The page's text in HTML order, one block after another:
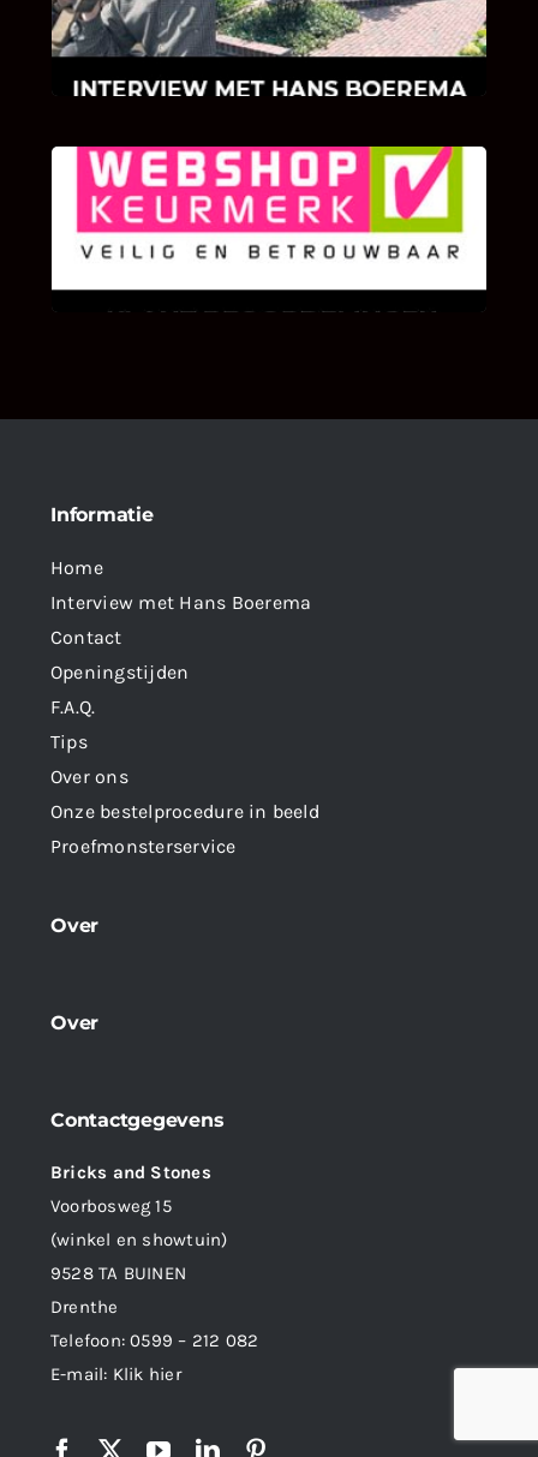
Hans Boerema motiveert in de wereld van
klinkers en tegels!
KLANT BEOORDELINGEN
We zijn er zeer op gesteld om te weten wat u
als klant van ons en onze diensten vindt.
Informatie
Home
Interview met Hans Boerema
Contact
Openingstijden
F.A.Q.
Tips
Over ons
Onze bestelprocedure in beeld
Proefmonsterservice
Over
Over
Contactgegevens
Bricks and Stones
Voorbosweg 15
(winkel en showtuin)
9528 TA BUINEN
Drenthe
Telefoon:0599 – 212 082
E-mail: Klik hier